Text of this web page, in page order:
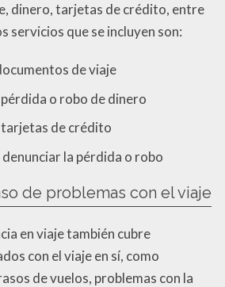
dinero, tarjetas de crédito, entre
servicios que se incluyen son:
de viaje
o robo de dinero
tarjetas de crédito
la pérdida o robo
de problemas con el viaje
en viaje también cubre
con el viaje en sí, como
de vuelos, problemas con la